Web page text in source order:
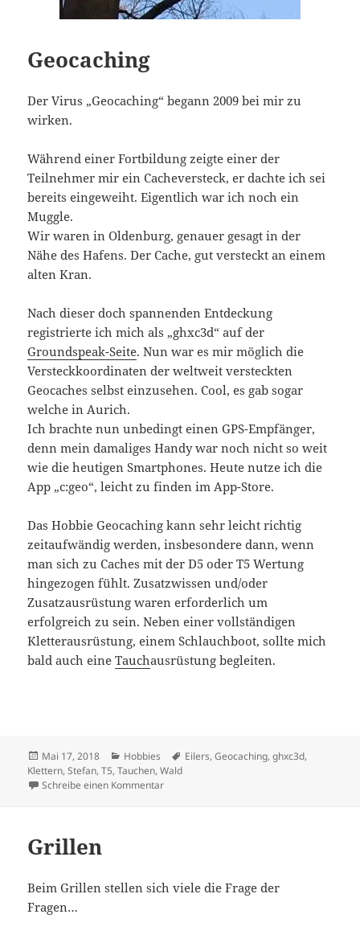
Geocaching
Der Virus „Geocaching“ begann 2009 bei mir zu
wirken.
Während einer Fortbildung zeigte einer der
Teilnehmer mir ein Cacheversteck, er dachte ich sei
bereits eingeweiht. Eigentlich war ich noch ein
Muggle.
Wir waren in Oldenburg, genauer gesagt in der
Nähe des Hafens. Der Cache, gut versteckt an einem
alten Kran.
Nach dieser doch spannenden Entdeckung
registrierte ich mich als „ghxc3d“ auf der
Groundspeak-Seite. Nun war es mir möglich die
Versteckkoordinaten der weltweit versteckten
Geocaches selbst einzusehen. Cool, es gab sogar
welche in Aurich.
Ich brachte nun unbedingt einen GPS-Empfänger,
denn mein damaliges Handy war noch nicht so weit
wie die heutigen Smartphones. Heute nutze ich die
App „c:geo“, leicht zu finden im App-Store.
Das Hobbie Geocaching kann sehr leicht richtig
zeitaufwändig werden, insbesondere dann, wenn
man sich zu Caches mit der D5 oder T5 Wertung
hingezogen fühlt. Zusatzwissen und/oder
Zusatzausrüstung waren erforderlich um
erfolgreich zu sein. Neben einer vollständigen
Kletterausrüstung, einem Schlauchboot, sollte mich
bald auch eineTauchausrüstung begleiten.
Veröffentlicht
am
Mai 17, 2018 Kategorien
Hobbies Schlagwörter
Eilers,Geocaching,ghxc3d,
Klettern,Stefan,T5,Tauchen,Wald
Schreibe einen Kommentarzu Geocaching
Grillen
Beim Grillen stellen sich viele die Frage der
Fragen…